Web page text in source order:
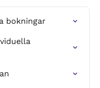
bokningar